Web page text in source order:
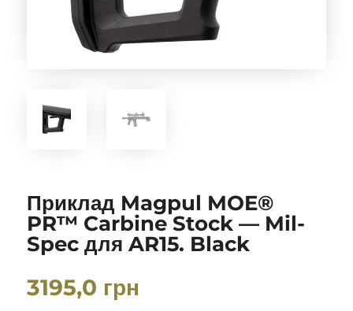
Приклад Magpul MOE®
PR™ Carbine Stock — Mil-
Spec для AR15. Black
3195,0 грн